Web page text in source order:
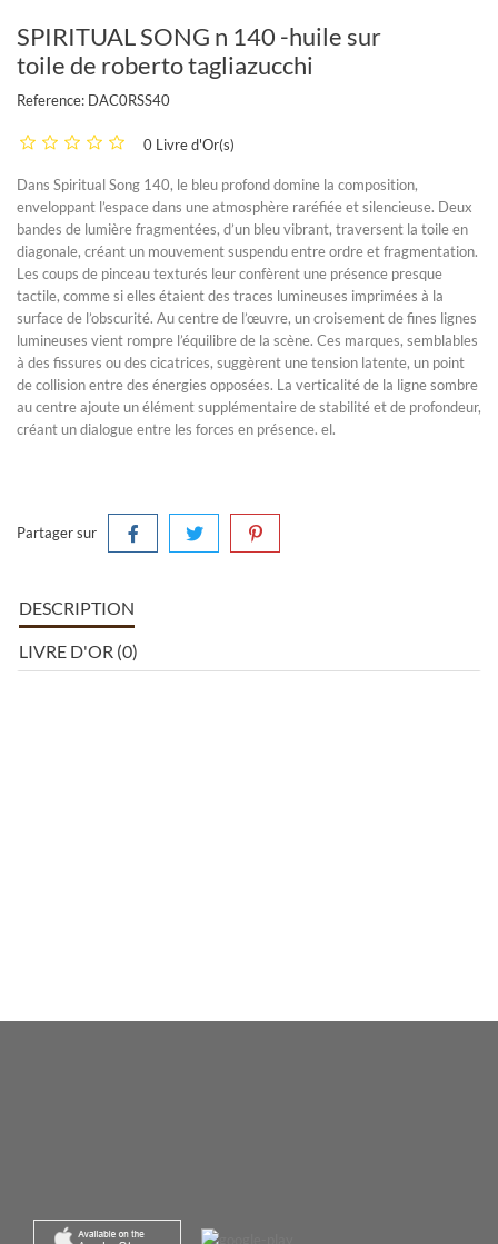
SPIRITUAL SONG n 140 -huile sur
toile de roberto tagliazucchi
Reference: DAC0RSS40
0 Livre d'Or(s)
Dans Spiritual Song 140, le bleu profond domine la composition,
enveloppant l’espace dans une atmosphère raréfiée et silencieuse. Deux
bandes de lumière fragmentées, d’un bleu vibrant, traversent la toile en
diagonale, créant un mouvement suspendu entre ordre et fragmentation.
Les coups de pinceau texturés leur confèrent une présence presque
tactile, comme si elles étaient des traces lumineuses imprimées à la
surface de l’obscurité. Au centre de l’œuvre, un croisement de fines lignes
lumineuses vient rompre l’équilibre de la scène. Ces marques, semblables
à des fissures ou des cicatrices, suggèrent une tension latente, un point
de collision entre des énergies opposées. La verticalité de la ligne sombre
au centre ajoute un élément supplémentaire de stabilité et de profondeur,
créant un dialogue entre les forces en présence. el.
Partager sur
DESCRIPTION
LIVRE D'OR (0)